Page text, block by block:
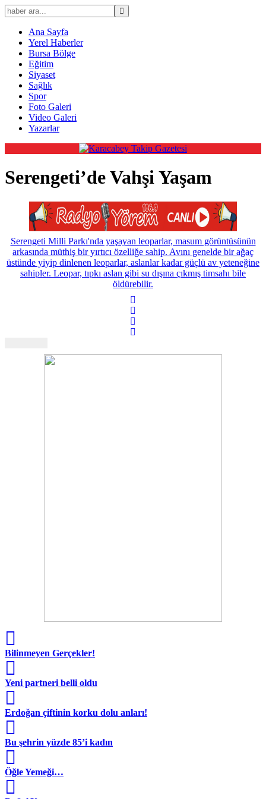
Ana Sayfa
Yerel Haberler
Bursa Bölge
Eğitim
Siyaset
Sağlık
Spor
Foto Galeri
Video Galeri
Yazarlar
Serengeti’de Vahşi Yaşam
Serengeti Milli Parkı'nda yaşayan leoparlar, masum görüntüsünün
arkasında müthiş bir yırtıcı özelliğe sahip. Avını genelde bir ağaç
üstünde yiyip dinlenen leoparlar, aslanlar kadar güçlü av yeteneğine
sahipler. Leopar, tıpkı aslan gibi su dışına çıkmış timsahı bile
öldürebilir.
Bilinmeyen Gerçekler!
Yeni partneri belli oldu
Erdoğan çiftinin korku dolu anları!
Bu şehrin yüzde 85’i kadın
Öğle Yemeği…